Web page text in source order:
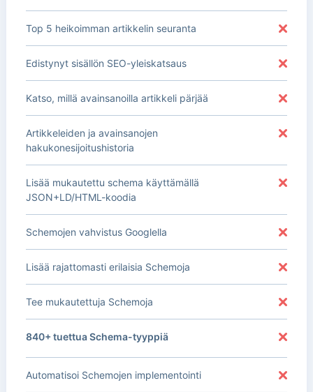
Top 5 heikoimman artikkelin seuranta
Edistynyt sisällön SEO-yleiskatsaus
Katso, millä avainsanoilla artikkeli pärjää
Artikkeleiden ja avainsanojen
hakukonesijoitushistoria
Lisää mukautettu schema käyttämällä
JSON+LD/HTML-koodia
Schemojen vahvistus Googlella
Lisää rajattomasti erilaisia Schemoja
Tee mukautettuja Schemoja
840+ tuettua Schema-tyyppiä
Automatisoi Schemojen implementointi